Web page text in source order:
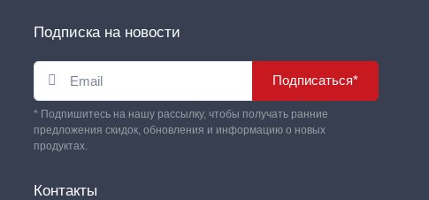
Подписка на новости
Подписаться*
* Подпишитесь на нашу рассылку, чтобы получать ранние
предложения скидок, обновления и информацию о новых
продуктах.
Контакты